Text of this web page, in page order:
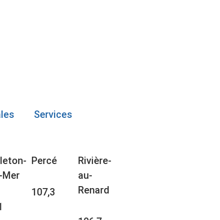
Services
Mer
Percé
107,3
Rivière-
au-
Renard